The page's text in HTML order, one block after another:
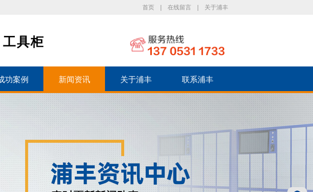
首页 在线留言 关于浦丰
具柜
功案例 新闻资讯 关于浦丰 联系浦丰